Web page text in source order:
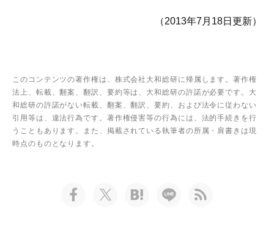
（2013年7月18日更新）
このコンテンツの著作権は、株式会社大和総研に帰属します。著作権
法上、転載、翻案、翻訳、要約等は、大和総研の許諾が必要です。大
和総研の許諾がない転載、翻案、翻訳、要約、および法令に従わない
引用等は、違法行為です。著作権侵害等の行為には、法的手続きを行
うこともあります。また、掲載されている執筆者の所属・肩書きは現
時点のものとなります。